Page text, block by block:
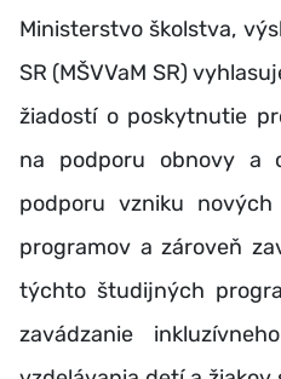
Ministerstvo školstva,
SR (MŠVVaM SR)
žiadostí o poskytnutie
na podporu obnovy a
podporu vzniku
programov a zároveň
týchto študijných
zavádzanie